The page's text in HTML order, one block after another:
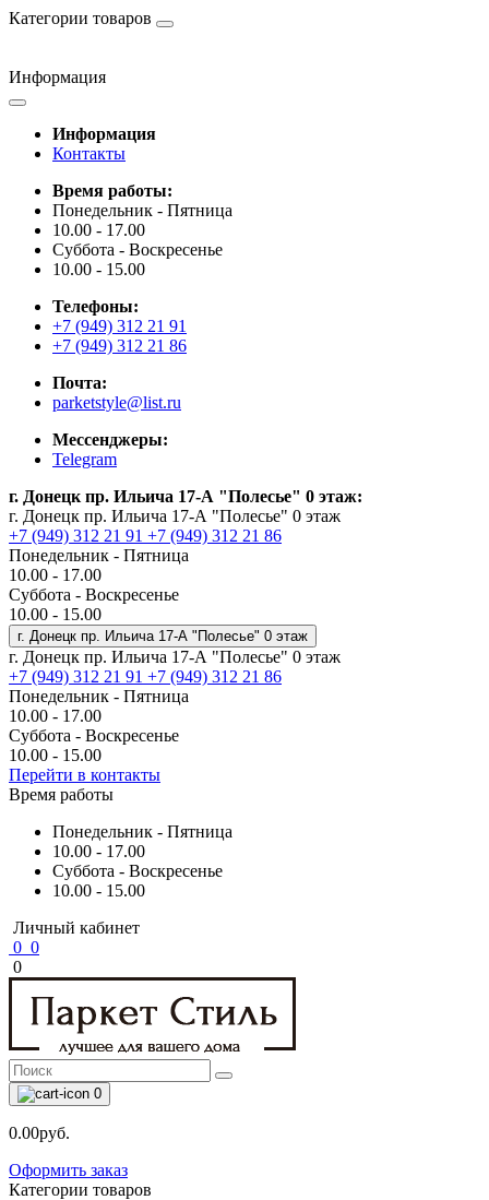
Категории товаров
Информация
Информация
Контакты
Время работы:
Понедельник - Пятница
10.00 - 17.00
Суббота - Воскресенье
10.00 - 15.00
Телефоны:
+7 (949) 312 21 91
+7 (949) 312 21 86
Почта:
parketstyle@list.ru
Мессенджеры:
Telegram
г. Донецк пр. Ильича 17-А "Полесье" 0 этаж:
г. Донецк пр. Ильича 17-А "Полесье" 0 этаж
+7 (949) 312 21 91 +7 (949) 312 21 86
Понедельник - Пятница
10.00 - 17.00
Суббота - Воскресенье
10.00 - 15.00
г. Донецк пр. Ильича 17-А "Полесье" 0 этаж
г. Донецк пр. Ильича 17-А "Полесье" 0 этаж
+7 (949) 312 21 91 +7 (949) 312 21 86
Понедельник - Пятница
10.00 - 17.00
Суббота - Воскресенье
10.00 - 15.00
Перейти в контакты
Время работы
Понедельник - Пятница
10.00 - 17.00
Суббота - Воскресенье
10.00 - 15.00
Личный кабинет
0 0
0
0
0.00руб.
Оформить заказ
Категории товаров